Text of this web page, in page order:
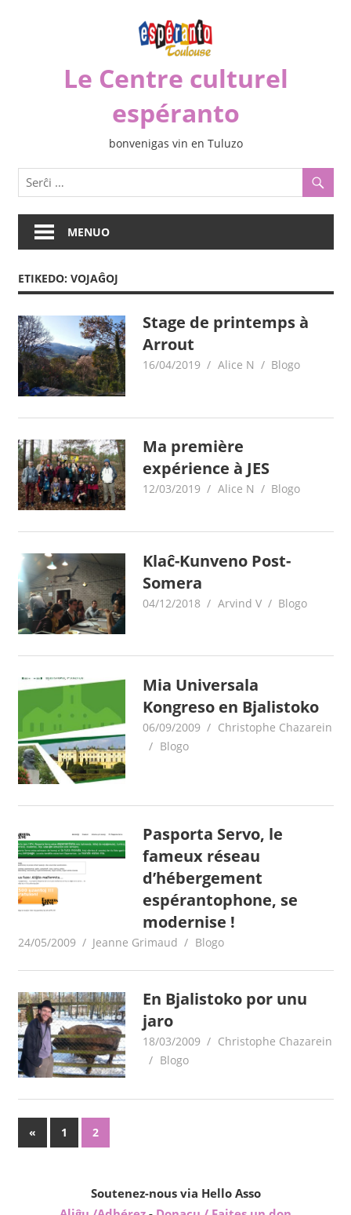
Le Centre culturel
espéranto
bonvenigas vin en Tuluzo
MENUO
ETIKEDO: VOJAĜOJ
Stage de printemps à
Arrout
16/04/2019 Alice N Blogo
Ma première
expérience à JES
12/03/2019 Alice N Blogo
Klaĉ-Kunveno Post-
Somera
04/12/2018 Arvind V Blogo
Mia Universala
Kongreso en Bjalistoko
06/09/2009
Christophe Chazarein
Blogo
Pasporta Servo, le
fameux réseau
d’hébergement
espérantophone, se
modernise !
24/05/2009 Jeanne Grimaud Blogo
En Bjalistoko por unu
jaro
18/03/2009
Christophe Chazarein
Blogo
Paĝnumerado
«Antaŭaj
afiŝoj
1 2
Soutenez-nous via Hello Asso